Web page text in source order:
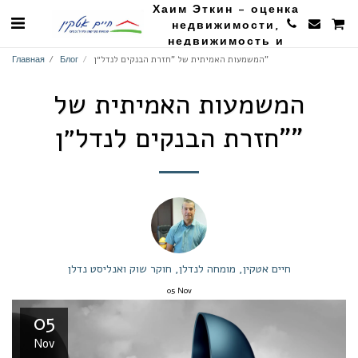
Хаим Эткин - оценка
недвижимости,
недвижимость и
сельское хозяйство
Главная Блог המשמעות האמיתית של "חזרת הבנקים לנדל״ן"
המשמעות האמיתית של
"חזרת הבנקים לנדל״ן"
חיים אטקין, מומחה לנדלן, חוקר שוק ואנליסט נדלן
05 Nov
05
Nov